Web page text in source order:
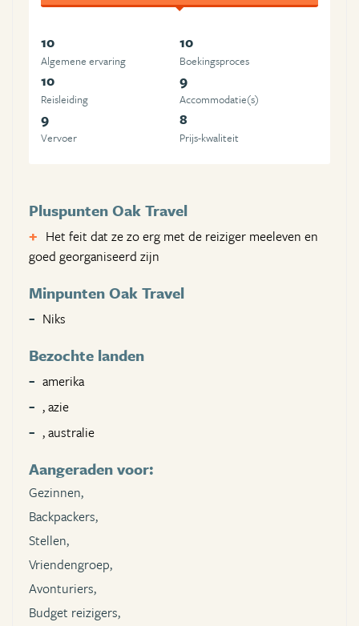
10
Algemene ervaring
10
Boekingsproces
10
Reisleiding
9
Accommodatie(s)
9
Vervoer
8
Prijs-kwaliteit
Pluspunten Oak Travel
Het feit dat ze zo erg met de reiziger meeleven en
goed georganiseerd zijn
Minpunten Oak Travel
Niks
Bezochte landen
amerika
, azie
, australie
Aangeraden voor:
Gezinnen,
Backpackers,
Stellen,
Vriendengroep,
Avonturiers,
Budget reizigers,